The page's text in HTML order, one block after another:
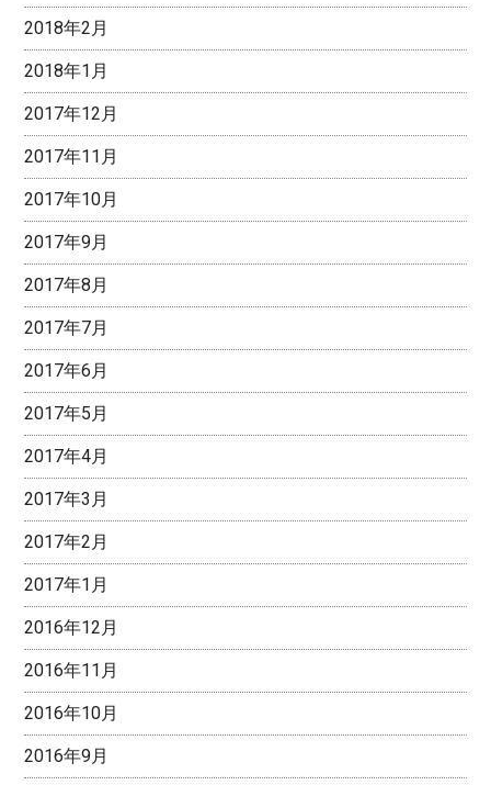
2018年2月
2018年1月
2017年12月
2017年11月
2017年10月
2017年9月
2017年8月
2017年7月
2017年6月
2017年5月
2017年4月
2017年3月
2017年2月
2017年1月
2016年12月
2016年11月
2016年10月
2016年9月